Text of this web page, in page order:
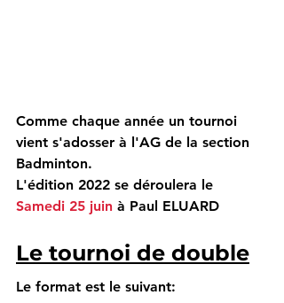
Comme chaque année un tournoi
vient s'adosser à l'AG de la section
Badminton.
L'édition 2022 se déroulera le
Samedi 25 juin à Paul ELUARD
Le tournoi de double
Le format est le suivant: